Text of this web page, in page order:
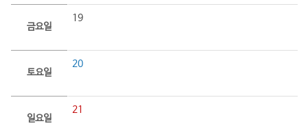
금요일
19
토요일
20
일요일
21